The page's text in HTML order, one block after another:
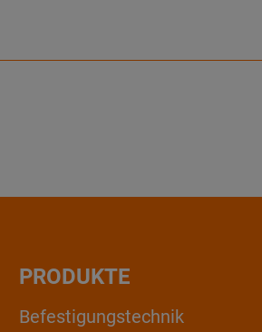
PRODUKTE
Befestigungstechnik